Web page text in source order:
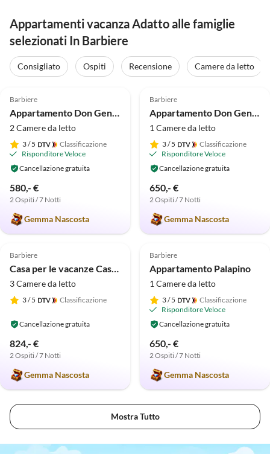
Appartamenti vacanza Adatto alle famiglie
selezionati In Barbiere
Consigliato Ospiti Recensione
Camere da letto
Barbiere
Appartamento Don Genaro "M"
2 Camere da letto
3/ 5
Classificazione
Risponditore Veloce
Cancellazione gratuita
580,- €
2 Ospiti / 7 Notti
Gemma Nascosta
Barbiere
Appartamento Don Genaro Burg
1 Camere da letto
3/ 5
Classificazione
Risponditore Veloce
Cancellazione gratuita
650,- €
2 Ospiti / 7 Notti
Gemma Nascosta
5.0 (14)
Barbiere
Casa per le vacanze Casa vacanze Don Genaro "Tikki Balu"
3 Camere da letto
3/ 5 Classificazione
Cancellazione gratuita
824,- €
2 Ospiti / 7 Notti
Gemma Nascosta
4.9 (10)
Barbiere
Appartamento Palapino
1 Camere da letto
3/ 5
Classificazione
Risponditore Veloce
Cancellazione gratuita
650,- €
2 Ospiti / 7 Notti
Gemma Nascosta
Mostra Tutto